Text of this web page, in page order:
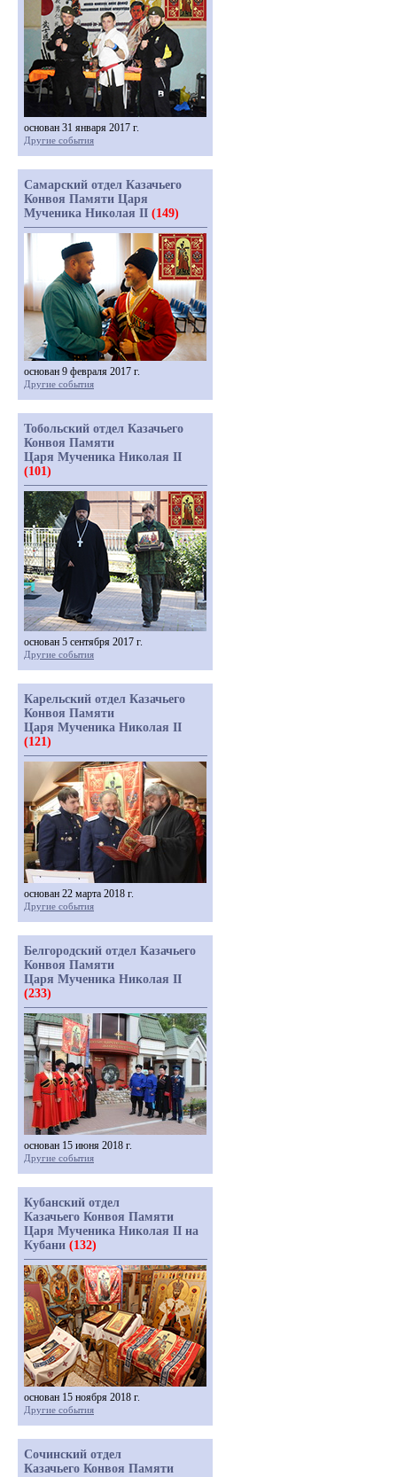
основан 31 января 2017 г.
Другие события
Самарский отдел Казачьего
Конвоя Памяти Царя
Мученика Николая II (149)
основан 9 февраля 2017 г.
Другие события
Тобольский отдел Казачьего
Конвоя Памяти
Царя Мученика Николая II
(101)
основан 5 сентября 2017 г.
Другие события
Карельский отдел Казачьего
Конвоя Памяти
Царя Мученика Николая II
(121)
основан 22 марта 2018 г.
Другие события
Белгородский отдел Казачьего
Конвоя Памяти
Царя Мученика Николая II
(233)
основан 15 июня 2018 г.
Другие события
Кубанский отдел
Казачьего Конвоя Памяти
Царя Мученика Николая II на
Кубани (132)
основан 15 ноября 2018 г.
Другие события
Сочинский отдел
Казачьего Конвоя Памяти